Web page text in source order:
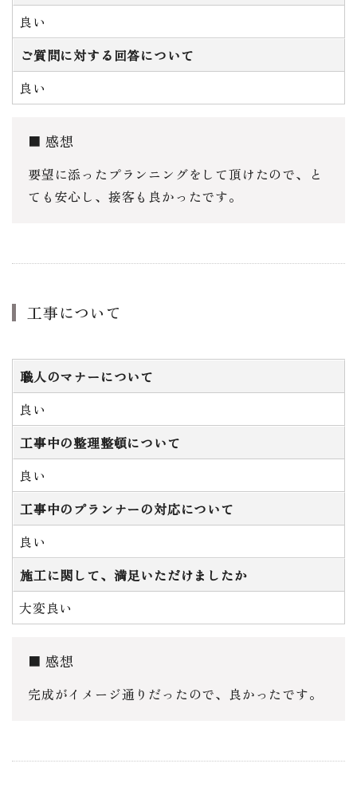
良い
ご質問に対する回答について
良い
感想
要望に添ったプランニングをして頂けたので、と
ても安心し、接客も良かったです。
工事について
職人のマナーについて
良い
工事中の整理整頓について
良い
工事中のプランナーの対応について
良い
施工に関して、満足いただけましたか
大変良い
感想
完成がイメージ通りだったので、良かったです。